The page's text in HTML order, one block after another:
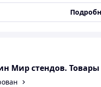
60 мм
6 см
Мир стендов.